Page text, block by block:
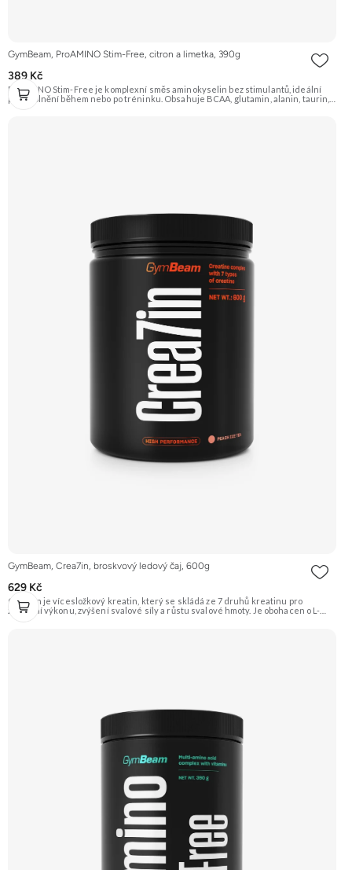
GymBeam, ProAMINO Stim-Free, citron a limetka, 390g
389 Kč
ProAMINO Stim-Free je komplexní směs aminokyselin bez stimulantů, ideální
pro doplnění během nebo po tréninku. Obsahuje BCAA, glutamin, alanin, taurin,
GymBeam, Crea7in, broskvový ledový čaj, 600g
629 Kč
Crea7in je vícesložkový kreatin, který se skládá ze 7 druhů kreatinu pro
zlepšení výkonu, zvýšení svalové síly a růstu svalové hmoty. Je obohacen o L-